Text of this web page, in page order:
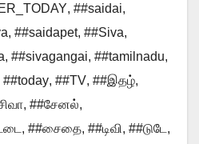
, ##saidai,
, ##saidapet, ##Siva,
, ##sivagangai, ##tamilnadu,
##today, ##TV, ##இதழ்,
, ##சேனல்,
, ##சைதை, ##டிவி, ##டுடே ,